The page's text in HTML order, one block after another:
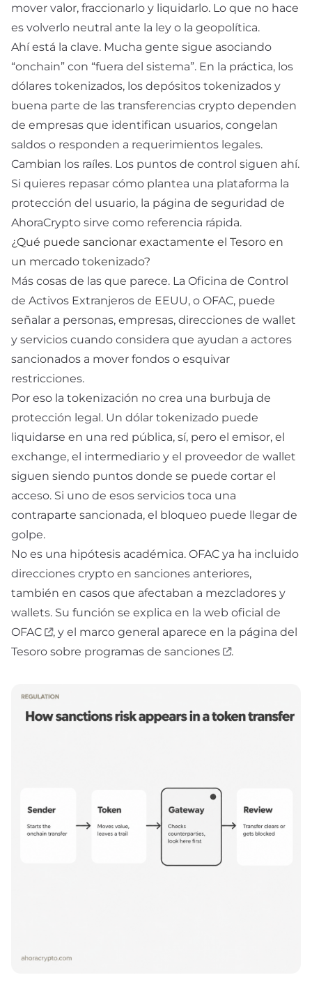
mover valor, fraccionarlo y liquidarlo. Lo que no hace
es volverlo neutral ante la ley o la geopolítica.
Ahí está la clave. Mucha gente sigue asociando
“onchain” con “fuera del sistema”. En la práctica, los
dólares tokenizados, los depósitos tokenizados y
buena parte de las transferencias crypto dependen
de empresas que identifican usuarios, congelan
saldos o responden a requerimientos legales.
Cambian los raíles. Los puntos de control siguen ahí.
Si quieres repasar cómo plantea una plataforma la
protección del usuario, la página de seguridad de
AhoraCrypto sirve como referencia rápida.
¿Qué puede sancionar exactamente el Tesoro en
un mercado tokenizado?
Más cosas de las que parece. La Oficina de Control
de Activos Extranjeros de EEUU, o OFAC, puede
señalar a personas, empresas, direcciones de wallet
y servicios cuando considera que ayudan a actores
sancionados a mover fondos o esquivar
restricciones.
Por eso la tokenización no crea una burbuja de
protección legal. Un dólar tokenizado puede
liquidarse en una red pública, sí, pero el emisor, el
exchange, el intermediario y el proveedor de wallet
siguen siendo puntos donde se puede cortar el
acceso. Si uno de esos servicios toca una
contraparte sancionada, el bloqueo puede llegar de
golpe.
No es una hipótesis académica. OFAC ya ha incluido
direcciones crypto en sanciones anteriores,
también en casos que afectaban a mezcladores y
wallets. Su función se explica en la web oficial de
OFAC
, y el marco general aparece en la página del
Tesoro sobre programas de sanciones
.